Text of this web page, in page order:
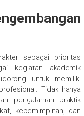
sebagai prioritas
kegiatan akademik
untuk memiliki
Tidak hanya
pengalaman praktik
kepemimpinan, dan